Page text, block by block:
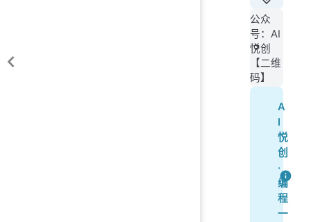
公众
号：AI
悦创
【二维
码】
A
I
悦
创
·
编
程
一